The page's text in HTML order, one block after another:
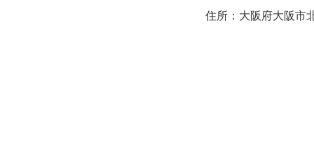
住所：大阪府大阪市